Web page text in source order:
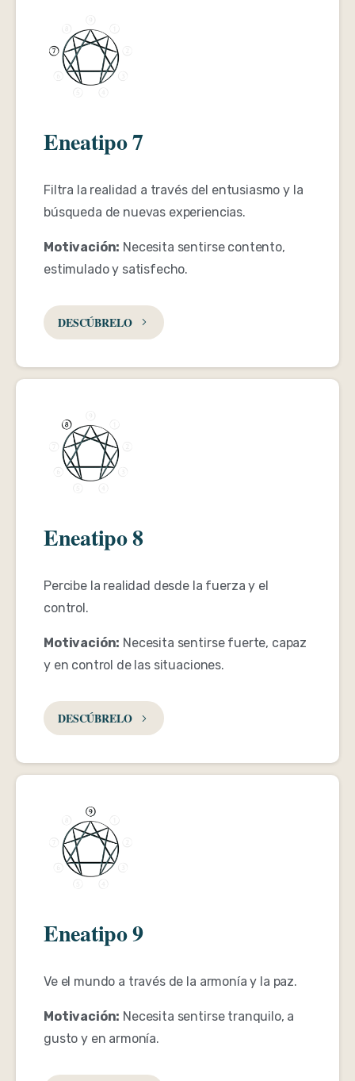
Eneatipo 7
Filtra la realidad a través del entusiasmo y la
búsqueda de nuevas experiencias.
Motivación: Necesita sentirse contento,
estimulado y satisfecho.
DESCÚBRELO
Eneatipo 8
Percibe la realidad desde la fuerza y el
control.
Motivación: Necesita sentirse fuerte, capaz
y en control de las situaciones.
DESCÚBRELO
Eneatipo 9
Ve el mundo a través de la armonía y la paz.
Motivación: Necesita sentirse tranquilo, a
gusto y en armonía.